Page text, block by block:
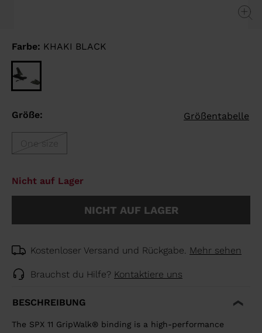
Farbe: KHAKI BLACK
Größe: Größentabelle
One size
Nicht auf Lager
NICHT AUF LAGER
Kostenloser Versand und Rückgabe. Mehr sehen
Brauchst du Hilfe? Kontaktiere uns
BESCHREIBUNG
The SPX 11 GripWalk® binding is a high-performance